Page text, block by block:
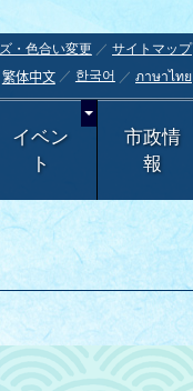
・色合い変更
サイトマップ
繁体中文 한국어 ภาษาไทย
イベン
ト
市政情
報